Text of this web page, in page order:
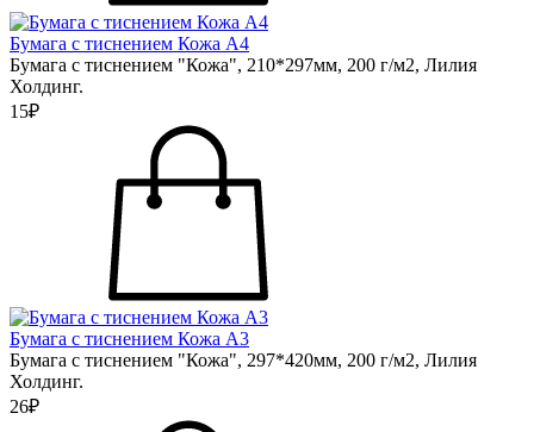
Бумага с тиснением Кожа А4
Бумага с тиснением "Кожа", 210*297мм, 200 г/м2, Лилия
Холдинг.
15₽
Бумага с тиснением Кожа А3
Бумага с тиснением "Кожа", 297*420мм, 200 г/м2, Лилия
Холдинг.
26₽